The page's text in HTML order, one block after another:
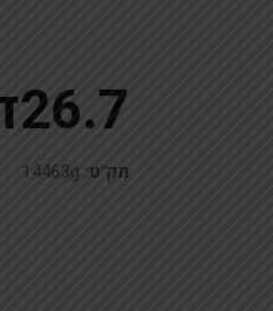
26.7דיבשיה זכוכית ענבר*מבצע
מק"ט: 14463g